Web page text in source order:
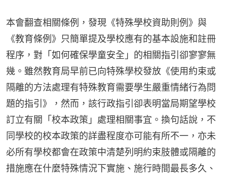
本會翻查相關條例，發現《特殊學校資助則例》與
《教育條例》只簡單提及學校應有的基本設施和註冊
程序，對「如何確保學童安全」的相關指引卻寥寥無
幾。雖然教育局早前已向特殊學校發放《使用約束或
隔離的方法處理有特殊教育需要學生嚴重情緒行為問
題的指引》，然而，該行政指引卻表明當局期望學校
訂立有關「校本政策」處理相關事宜。換句話說，不
同學校的校本政策的詳盡程度亦可能有所不一，亦未
必所有學校都會在政策中清楚列明約束肢體或隔離的
措施應在什麼特殊情況下實施、施行時間最長多久、